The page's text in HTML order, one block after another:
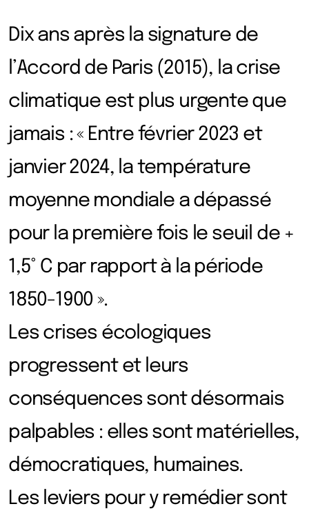
Dix ans après la signature de
l’Accord de Paris (2015), la crise
climatique est plus urgente que
jamais : « Entre février 2023 et
janvier 2024, la température
moyenne mondiale a dépassé
pour la première fois le seuil de +
1,5° C par rapport à la période
1850-1900 ».
Les crises écologiques
progressent et leurs
conséquences sont désormais
palpables : elles sont matérielles,
démocratiques, humaines.
Les leviers pour y remédier sont